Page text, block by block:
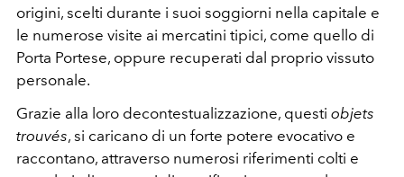
origini, scelti durante i suoi soggiorni nella capitale e
le numerose visite ai mercatini tipici, come quello di
Porta Portese, oppure recuperati dal proprio vissuto
personale.
Grazie alla loro decontestualizzazione, questi objets
trouvés, si caricano di un forte potere evocativo e
raccontano, attraverso numerosi riferimenti colti e